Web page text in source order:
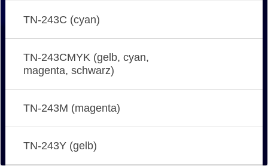
TN-243C (cyan)
TN-243CMYK (gelb, cyan,
magenta, schwarz)
TN-243M (magenta)
TN-243Y (gelb)